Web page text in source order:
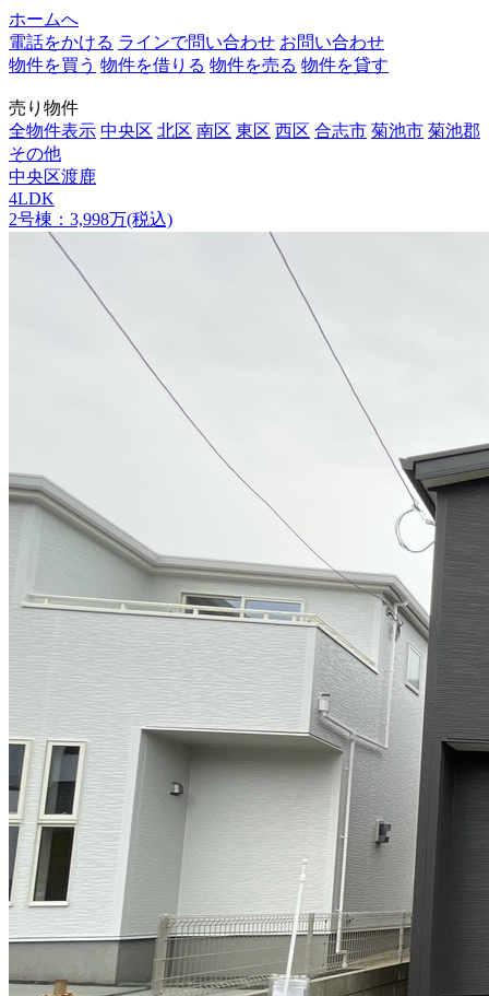
ホームへ
電話をかける ラインで問い合わせ お問い合わせ
物件を買う 物件を借りる 物件を売る 物件を貸す
売り物件
全物件表示 中央区 北区 南区 東区 西区 合志市 菊池市 菊池郡
その他
中央区渡鹿
4LDK
2号棟：3,998万(税込)